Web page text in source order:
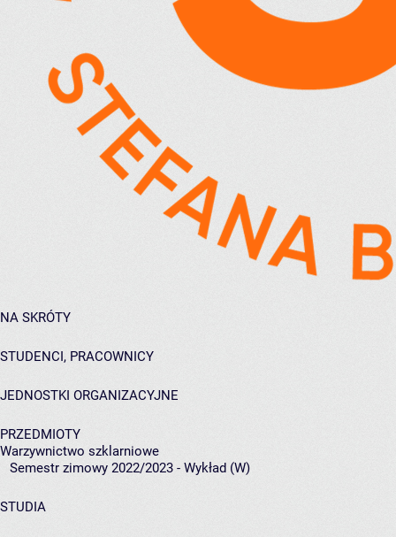
NA SKRÓTY
STUDENCI, PRACOWNICY
JEDNOSTKI ORGANIZACYJNE
PRZEDMIOTY
Warzywnictwo szklarniowe
Semestr zimowy 2022/2023 - Wykład (W)
STUDIA